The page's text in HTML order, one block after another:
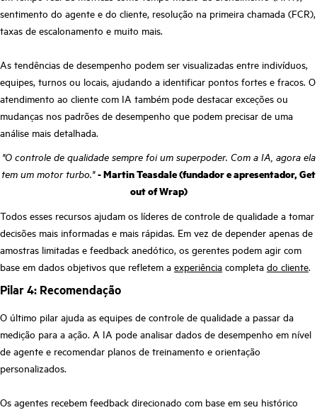
sentimento do agente e do cliente, resolução na primeira chamada (FCR),
taxas de escalonamento e muito mais.
As tendências de desempenho podem ser visualizadas entre indivíduos,
equipes, turnos ou locais, ajudando a identificar pontos fortes e fracos. O
atendimento ao cliente com IA também pode destacar exceções ou
mudanças nos padrões de desempenho que podem precisar de uma
análise mais detalhada.
"O controle de qualidade sempre foi um superpoder. Com a IA, agora ela
tem um motor turbo."- Martin Teasdale (fundador e apresentador, Get
out of Wrap)
Todos esses recursos ajudam os líderes de controle de qualidade a tomar
decisões mais informadas e mais rápidas. Em vez de depender apenas de
amostras limitadas e feedback anedótico, os gerentes podem agir com
base em dados objetivos que refletem a experiência completa do cliente.
Pilar 4: Recomendação
O último pilar ajuda as equipes de controle de qualidade a passar da
medição para a ação. A IA pode analisar dados de desempenho em nível
de agente e recomendar planos de treinamento e orientação
personalizados.
Os agentes recebem feedback direcionado com base em seu histórico